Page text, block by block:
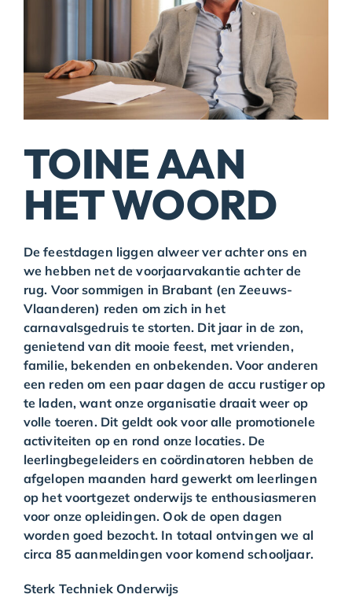
TOINE AAN
HET WOORD
De feestdagen liggen alweer ver achter ons en
we hebben net de voorjaarvakantie achter de
rug. Voor sommigen in Brabant (en Zeeuws-
Vlaanderen) reden om zich in het
carnavalsgedruis te storten. Dit jaar in de zon,
genietend van dit mooie feest, met vrienden,
familie, bekenden en onbekenden. Voor anderen
een reden om een paar dagen de accu rustiger op
te laden, want onze organisatie draait weer op
volle toeren. Dit geldt ook voor alle promotionele
activiteiten op en rond onze locaties. De
leerlingbegeleiders en coördinatoren hebben de
afgelopen maanden hard gewerkt om leerlingen
op het voortgezet onderwijs te enthousiasmeren
voor onze opleidingen. Ook de open dagen
worden goed bezocht. In totaal ontvingen we al
circa 85 aanmeldingen voor komend schooljaar.
Sterk Techniek Onderwijs